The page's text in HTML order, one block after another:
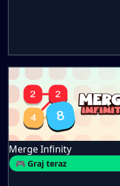
Merge Infinity
🎮 Graj teraz